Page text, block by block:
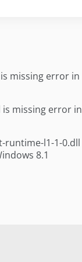
missing error in
missing error in
runtime-l1-1-0.dll
8.1